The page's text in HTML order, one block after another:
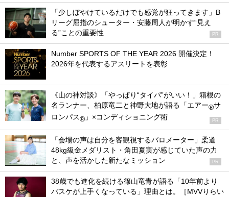
「少しぼやけているだけでも感覚が狂ってきます」B
リーグ屈指のシューター・安藤周人が明かす“見え
る”ことの重要性
PR
Number SPORTS OF THE YEAR 2026 開催決定！
2026年を代表するアスリートを表彰
《山の神対談》「やっぱり“タイパ”がいい！」箱根の
名ランナー、柏原竜二と神野大地が語る「エアー®サ
ロンパス® 」×コンディショニング術 PR
「会場の声は自分を客観視するバロメーター」柔道
48kg級金メダリスト・角田夏実が感じていた声の力
と、声を活かした新たなミッション
PR
38歳でも進化を続ける篠山竜青が語る「10年前より
バスケが上手くなっている」理由とは。［MVVりらい